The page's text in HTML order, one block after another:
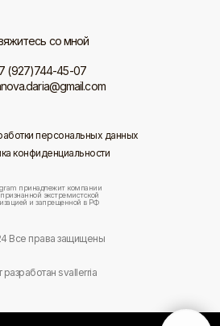
персональных данных
конфиденциальности
Все права защищены
принадлежит компании
экстремистской
и запрещенной в РФ
разработан svallerria
(927)744-45-07
со мной